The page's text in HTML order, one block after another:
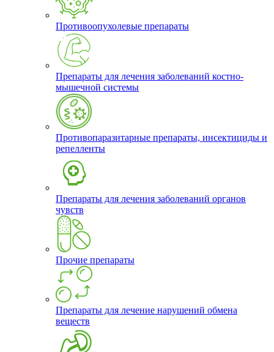
Противоопухолевые препараты
Препараты для лечения заболеваний костно-
мышечной системы
Противопаразитарные препараты, инсектициды и
репелленты
Препараты для лечения заболеваний органов
чувств
Прочие препараты
Препараты для лечение нарушений обмена
веществ